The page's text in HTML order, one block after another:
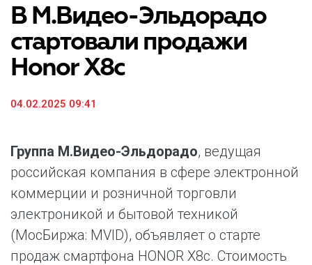
В М.Видео-Эльдорадо
стартовали продажи
Honor X8с
04.02.2025 09:41
Группа М.Видео-Эльдорадо, ведущая
российская компания в сфере электронной
коммерции и розничной торговли
электроникой и бытовой техникой
(МосБиржа: MVID), объявляет о старте
продаж cмартфона HONOR X8с. Стоимость